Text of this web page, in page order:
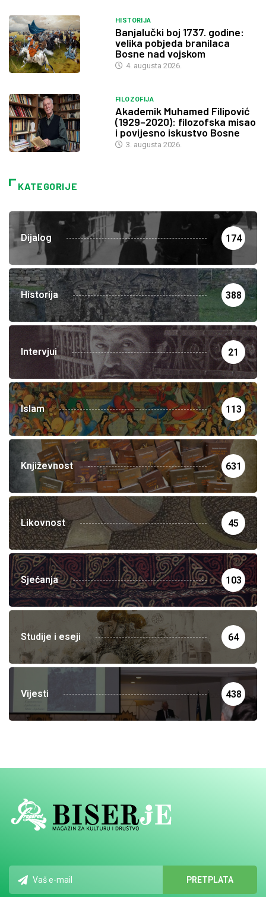
HISTORIJA
Banjalučki boj 1737. godine:
velika pobjeda branilaca
Bosne nad vojskom
4. augusta 2026.
FILOZOFIJA
Akademik Muhamed Filipović
(1929–2020): filozofska misao
i povijesno iskustvo Bosne
3. augusta 2026.
KATEGORIJE
Dijalog 174
Historija 388
Intervjui 21
Islam 113
Književnost 631
Likovnost 45
Sjećanja 103
Studije i eseji 64
Vijesti 438